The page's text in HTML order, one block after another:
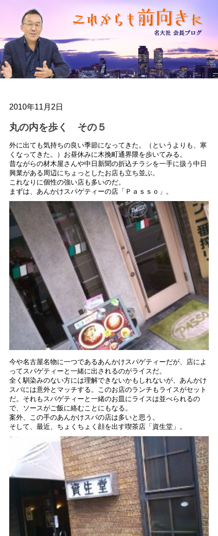
2010年11月2日
丸の内を歩く その５
外に出ても気持ちの良い季節になってきた。（というよりも、寒
くなってきた。）お昼休みに木挽町通界隈を歩いてみる。
昔ながらの材木屋さんや中日新聞の折込チラシを一手に扱う中日
興業がある周辺にちょっとしたお店も立ち並ぶ。
これなりに個性の強い店も多いのだ。
まずは、あんかけスパゲティーの店「Ｐａｓｓｏ」。
今や名古屋名物に一つであるあんかけスパゲティーだが、店によ
ってスパゲティーと一緒に出されるのがライスだ。
全く馴染みのない方には理解できないかもしれないが、あんかけ
スパには意外とマッチする。このお店のランチもライスがセット
だ。それもスパゲティーと一緒のお皿にライスは並べられるの
で、ソースがご飯に絡むことにもなる。
案外、この手のあんかけスパの店は多いと思う。
そして、最近、ちょくちょく顔を出す喫茶店「資生堂」。